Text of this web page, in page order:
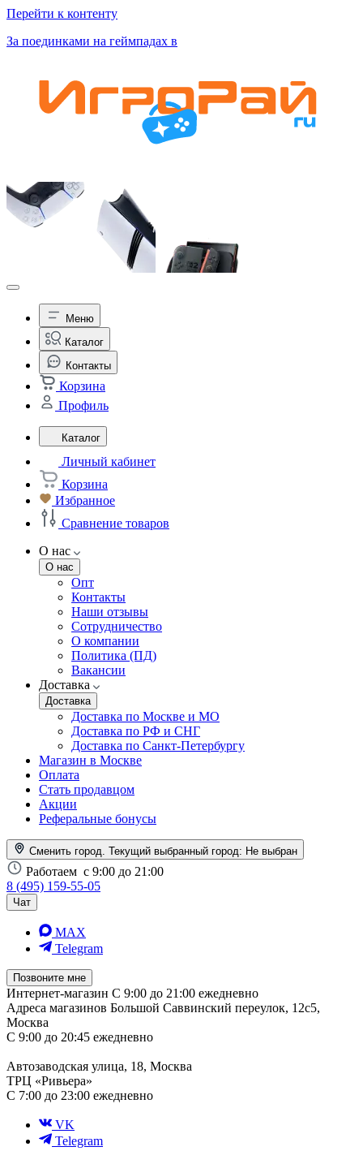
Перейти к контенту
За поединками на геймпадах в
Меню
Каталог
Контакты
Корзина
Профиль
Каталог
Личный кабинет
Корзина
Избранное
Сравнение товаров
О нас
О нас
Опт
Контакты
Наши отзывы
Сотрудничество
О компании
Политика (ПД)
Вакансии
Доставка
Доставка
Доставка по Москве и МО
Доставка по РФ и СНГ
Доставка по Санкт-Петербургу
Магазин в Москве
Оплата
Стать продавцом
Акции
Реферальные бонусы
Сменить город. Текущий выбранный город: Не выбран
Работаем с 9:00 до 21:00
8 (495) 159-55-05
Чат
MAX
Telegram
Позвоните мне
Интернет-магазин С 9:00 до 21:00 ежедневно
Адреса магазинов Большой Саввинский переулок, 12с5,
Москва
С 9:00 до 20:45 ежедневно
Автозаводская улица, 18, Москва
ТРЦ «Ривьера»
С 7:00 до 23:00 ежедневно
VK
Telegram